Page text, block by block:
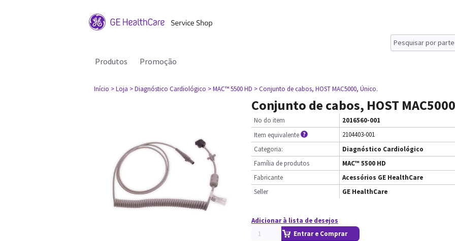
Produtos Promoção
Início > Loja > Diagnóstico Cardiológico > MAC™ 5500 HD > Conjunto de cabos, HOST MAC5000, Único.
Conjunto de cabos, HOST
No do item
2016560-001
Item equivalente
2104403-001
Categoria:
Diagnóstico Cardiológico
Família de produtos
MAC™ 5500 HD
Fabricante
Acessórios GE HealthCare
Seller
GE HealthCare
Adicionar à lista de desejos
Entrar e Comprar